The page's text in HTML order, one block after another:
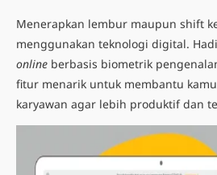
Menerapkan lembur maupun shift
menggunakan teknologi digital.
online berbasis biometrik
fitur menarik untuk membantu
karyawan agar lebih produktif dan